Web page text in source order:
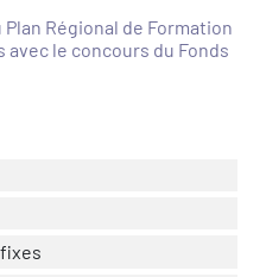
Régional de Formation
avec le concours du Fonds